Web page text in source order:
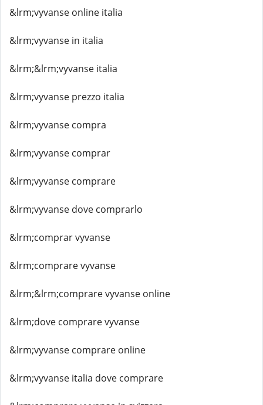
&lrm;vyvanse online italia
&lrm;vyvanse in italia
&lrm;&lrm;vyvanse italia
&lrm;vyvanse prezzo italia
&lrm;vyvanse compra
&lrm;vyvanse comprar
&lrm;vyvanse comprare
&lrm;vyvanse dove comprarlo
&lrm;comprar vyvanse
&lrm;comprare vyvanse
&lrm;&lrm;comprare vyvanse online
&lrm;dove comprare vyvanse
&lrm;vyvanse comprare online
&lrm;vyvanse italia dove comprare